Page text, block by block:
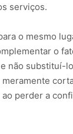
serviços.
o mesmo
o
não substituí-
meramente
ao perder a